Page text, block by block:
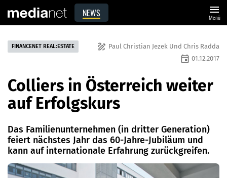
NEWS menu
Menü
FINANCENET REAL:ESTATE draw Paul Christian Jezek Und Chris Radda
event 01.12.2017
Colliers in Österreich weiter
auf Erfolgskurs
Das Familienunternehmen (in dritter Generation)
feiert nächstes Jahr das 60-Jahre-Jubiläum und
kann auf internationale Erfahrung zurückgreifen.